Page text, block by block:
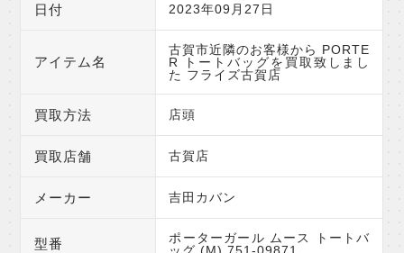
日付 2023年09月27日
アイテム名
古賀市近隣のお客様から PORTE
R トートバッグを買取致しまし
た フライズ古賀店
買取方法 店頭
買取店舗 古賀店
メーカー 吉田カバン
型番
ポーターガール ムース トートバ
ッグ (M) 751-09871